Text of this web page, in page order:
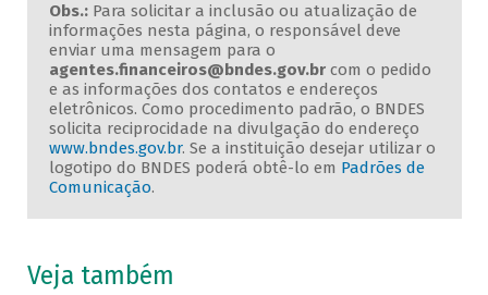
Obs.:Para solicitar a inclusão ou atualização de
informações nesta página, o responsável deve
enviar uma mensagem para o
agentes.financeiros@bndes.gov.brcom o pedido
e as informações dos contatos e endereços
eletrônicos. Como procedimento padrão, o BNDES
solicita reciprocidade na divulgação do endereço
www.bndes.gov.br. Se a instituição desejar utilizar o
logotipo do BNDES poderá obtê-lo em Padrões de
Comunicação.
Veja também